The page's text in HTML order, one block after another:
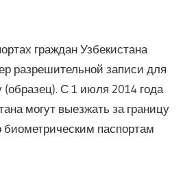
граждан Узбекистана
разрешительной записи для
(образец). С 1 июля 2014 года
могут выезжать за границу
биометрическим паспортам